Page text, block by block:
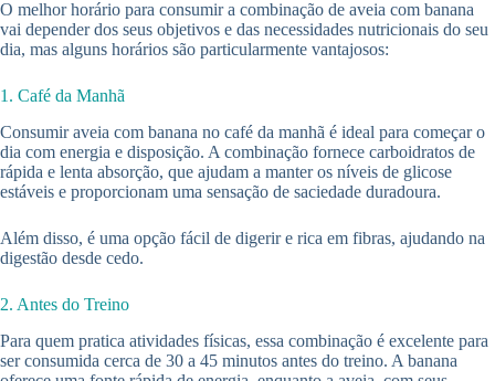
O melhor horário para consumir a combinação de aveia com banana
vai depender dos seus objetivos e das necessidades nutricionais do seu
dia, mas alguns horários são particularmente vantajosos:
1. Café da Manhã
Consumir aveia com banana no café da manhã é ideal para começar o
dia com energia e disposição. A combinação fornece carboidratos de
rápida e lenta absorção, que ajudam a manter os níveis de glicose
estáveis e proporcionam uma sensação de saciedade duradoura.
Além disso, é uma opção fácil de digerir e rica em fibras, ajudando na
digestão desde cedo.
2. Antes do Treino
Para quem pratica atividades físicas, essa combinação é excelente para
ser consumida cerca de 30 a 45 minutos antes do treino. A banana